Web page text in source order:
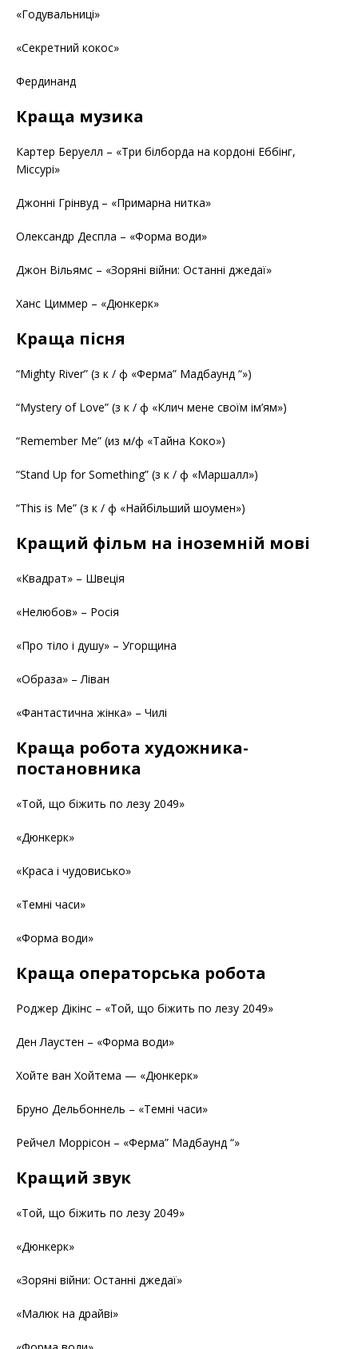
«Годувальниці»
«Секретний кокос»
Фердинанд
Краща музика
Картер Беруелл – «Три білборда на кордоні Еббінг,
Міссурі»
Джонні Грінвуд – «Примарна нитка»
Олександр Деспла – «Форма води»
Джон Вільямс – «Зоряні війни: Останні джедаї»
Ханс Циммер – «Дюнкерк»
Краща пісня
“Mighty River” (з к / ф «Ферма” Мадбаунд “»)
“Mystery of Love” (з к / ф «Клич мене своїм ім’ям»)
“Remember Me” (из м/ф «Тайна Коко»)
“Stand Up for Something” (з к / ф «Маршалл»)
“This is Me” (з к / ф «Найбільший шоумен»)
Кращий фільм на іноземній мові
«Квадрат» – Швеція
«Нелюбов» – Росія
«Про тіло і душу» – Угорщина
«Образа» – Ліван
«Фантастична жінка» – Чилі
Краща робота художника-
постановника
«Той, що біжить по лезу 2049»
«Дюнкерк»
«Краса і чудовисько»
«Темні часи»
«Форма води»
Краща операторська робота
Роджер Дікінс – «Той, що біжить по лезу 2049»
Ден Лаустен – «Форма води»
Хойте ван Хойтема — «Дюнкерк»
Бруно Дельбоннель – «Темні часи»
Рейчел Моррісон – «Ферма” Мадбаунд “»
Кращий звук
«Той, що біжить по лезу 2049»
«Дюнкерк»
«Зоряні війни: Останні джедаї»
«Малюк на драйві»